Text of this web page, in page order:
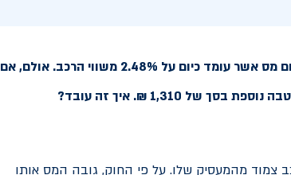
עובד המקבל רכב צמוד מהמעסיק, מחויב בתשלום מס אשר עומד כיום על 2.48% משווי הרכב. אולם, אם
1,310 ₪. איך זה עובד?
צמוד מהמעסיק שלו. על פי החוק, גובה המס אותו